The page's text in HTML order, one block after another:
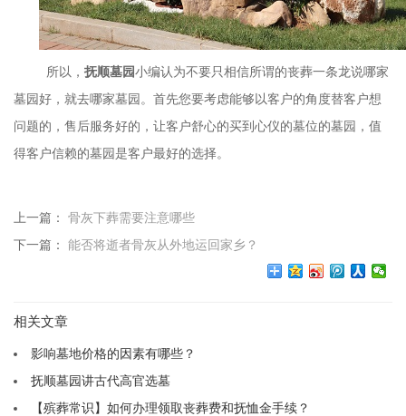
所以， 抚顺墓园小编认为不要只相信所谓的丧葬一条龙说哪家
墓园好，就去哪家墓园。首先您要考虑能够以客户的角度替客户想
问题的，售后服务好的，让客户舒心的买到心仪的墓位的墓园，值
得客户信赖的墓园是客户最好的选择。
上一篇： 骨灰下葬需要注意哪些
下一篇： 能否将逝者骨灰从外地运回家乡？
相关文章
影响墓地价格的因素有哪些？
抚顺墓园讲古代高官选墓
【殡葬常识】如何办理领取丧葬费和抚恤金手续？